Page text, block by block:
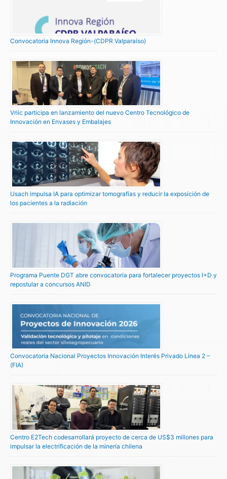
Convocatoria Innova Región-(CDPR Valparaíso)
Vriic participa en lanzamiento del nuevo Centro Tecnológico de
Innovación en Envases y Embalajes
Usach impulsa IA para optimizar tomografías y reducir la exposición de
los pacientes a la radiación
Programa Puente DGT abre convocatoria para fortalecer proyectos I+D y
repostular a concursos ANID
Convocatoria Nacional Proyectos Innovación Interés Privado Línea 2 –
(FIA)
Centro E2Tech codesarrollará proyecto de cerca de US$3 millones para
impulsar la electrificación de la minería chilena